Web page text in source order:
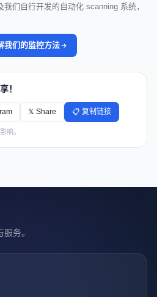
们自行开发的自动化 scanning 系统，
我们的监控方法
！
𝕏 Share 📋 复制链接
响。
务。